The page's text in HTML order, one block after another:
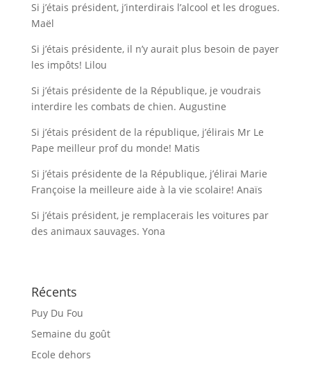
Si j’étais président, j’interdirais l’alcool et les drogues.
Maël
Si j’étais présidente, il n’y aurait plus besoin de payer
les impôts! Lilou
Si j’étais présidente de la République, je voudrais
interdire les combats de chien. Augustine
Si j’étais président de la république, j’élirais Mr Le
Pape meilleur prof du monde! Matis
Si j’étais présidente de la République, j’élirai Marie
Françoise la meilleure aide à la vie scolaire! Anaïs
Si j’étais président, je remplacerais les voitures par
des animaux sauvages. Yona
Récents
Puy Du Fou
Semaine du goût
Ecole dehors